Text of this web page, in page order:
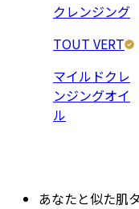
クレンジング
TOUT VERT
マイルドクレ
ンジングオイ
ル
あなたと似た肌